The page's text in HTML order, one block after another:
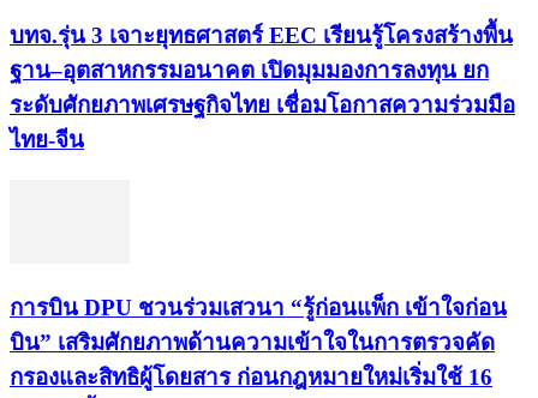
บทจ.รุ่น 3 เจาะยุทธศาสตร์ EEC เรียนรู้โครงสร้างพื้น
ฐาน–อุตสาหกรรมอนาคต เปิดมุมมองการลงทุน ยก
ระดับศักยภาพเศรษฐกิจไทย เชื่อมโอกาสความร่วมมือ
ไทย-จีน
การบิน DPU ชวนร่วมเสวนา “รู้ก่อนแพ็ก เข้าใจก่อน
บิน” เสริมศักยภาพด้านความเข้าใจในการตรวจคัด
กรองและสิทธิผู้โดยสาร ก่อนกฎหมายใหม่เริ่มใช้ 16